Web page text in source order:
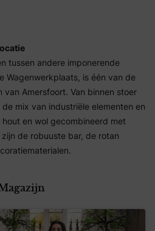
tussen andere imponerende
Wagenwerkplaats, is één van de
Amersfoort. Van binnen stoer
mix van industriële elementen en
en wol gecombineerd met
de robuuste bar, de rotan
van begin tot eind te
Voor het jawoord verzorgen we
ceremonieopstelling. Na afloop